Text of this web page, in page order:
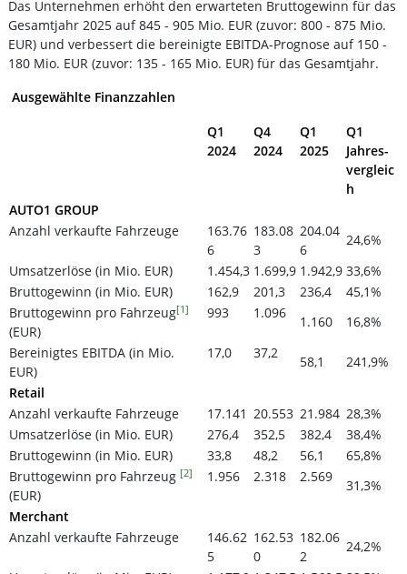
Das Unternehmen erhöht den erwarteten Bruttogewinn für das
Gesamtjahr 2025 auf 845 - 905 Mio. EUR (zuvor: 800 - 875 Mio.
EUR) und verbessert die bereinigte EBITDA-Prognose auf 150 -
180 Mio. EUR (zuvor: 135 - 165 Mio. EUR) für das Gesamtjahr.
Ausgewählte Finanzzahlen
Q1
2024
Q4
2024
Q1
2025
Q1
Jahres-
vergleic
h
AUTO1 GROUP
Anzahl verkaufte Fahrzeuge
163.76
6
183.08
3
204.04
6
24,6%
Umsatzerlöse (in Mio. EUR)
1.454,3 1.699,9 1.942,9 33,6%
Bruttogewinn (in Mio. EUR)
162,9 201,3 236,4
45,1%
Bruttogewinn pro Fahrzeug[1]
(EUR)
993 1.096
1.160
16,8%
Bereinigtes EBITDA (in Mio.
EUR)
17,0 37,2
58,1
241,9%
Retail
Anzahl verkaufte Fahrzeuge
17.141 20.553 21.984 28,3%
Umsatzerlöse (in Mio. EUR)
276,4 352,5 382,4
38,4%
Bruttogewinn (in Mio. EUR)
33,8 48,2 56,1
65,8%
Bruttogewinn pro Fahrzeug [2]
(EUR)
1.956 2.318 2.569
31,3%
Merchant
Anzahl verkaufte Fahrzeuge
146.62
5
162.53
0
182.06
2
24,2%